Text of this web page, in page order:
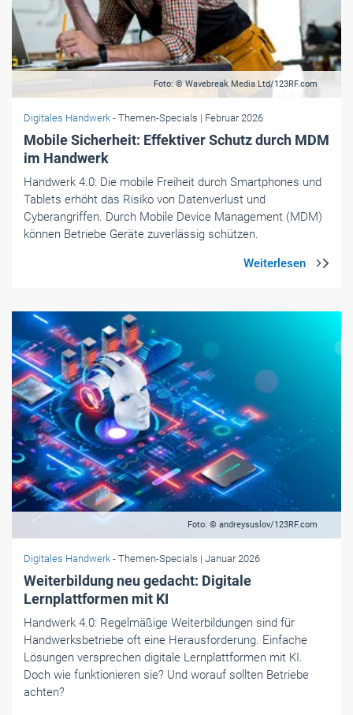
Foto: © Wavebreak Media Ltd/123RF.com
Digitales Handwerk - Themen-Specials | Februar 2026
Mobile Sicherheit: Effektiver Schutz durch MDM
im Handwerk
Handwerk 4.0: Die mobile Freiheit durch Smartphones und
Tablets erhöht das Risiko von Datenverlust und
Cyberangriffen. Durch Mobile Device Management (MDM)
können Betriebe Geräte zuverlässig schützen.
Foto: © andreysuslov/123RF.com
Digitales Handwerk - Themen-Specials | Januar 2026
Weiterbildung neu gedacht: Digitale
Lernplattformen mit KI
Handwerk 4.0: Regelmäßige Weiterbildungen sind für
Handwerksbetriebe oft eine Herausforderung. Einfache
Lösungen versprechen digitale Lernplattformen mit KI.
Doch wie funktionieren sie? Und worauf sollten Betriebe
achten?